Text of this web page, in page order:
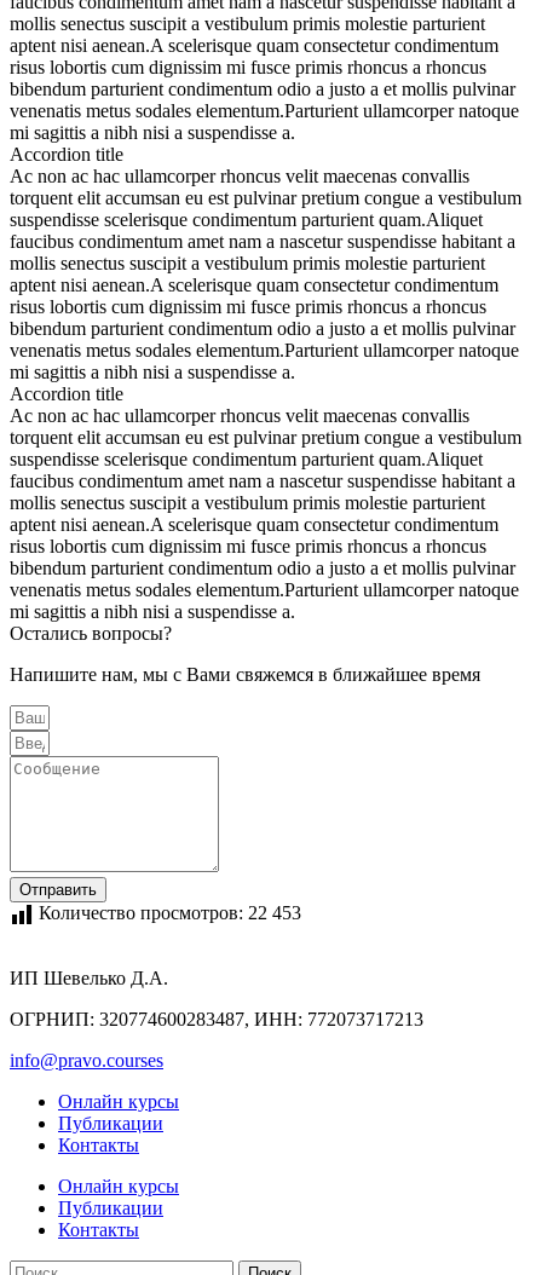
mollis senectus suscipit a vestibulum primis molestie parturient
aptent nisi aenean.A scelerisque quam consectetur condimentum
risus lobortis cum dignissim mi fusce primis rhoncus a rhoncus
bibendum parturient condimentum odio a justo a et mollis pulvinar
venenatis metus sodales elementum.Parturient ullamcorper natoque
mi sagittis a nibh nisi a suspendisse a.
Accordion title
Ac non ac hac ullamcorper rhoncus velit maecenas convallis
torquent elit accumsan eu est pulvinar pretium congue a vestibulum
suspendisse scelerisque condimentum parturient quam.Aliquet
faucibus condimentum amet nam a nascetur suspendisse habitant a
mollis senectus suscipit a vestibulum primis molestie parturient
aptent nisi aenean.A scelerisque quam consectetur condimentum
risus lobortis cum dignissim mi fusce primis rhoncus a rhoncus
bibendum parturient condimentum odio a justo a et mollis pulvinar
venenatis metus sodales elementum.Parturient ullamcorper natoque
mi sagittis a nibh nisi a suspendisse a.
Accordion title
Ac non ac hac ullamcorper rhoncus velit maecenas convallis
torquent elit accumsan eu est pulvinar pretium congue a vestibulum
suspendisse scelerisque condimentum parturient quam.Aliquet
faucibus condimentum amet nam a nascetur suspendisse habitant a
mollis senectus suscipit a vestibulum primis molestie parturient
aptent nisi aenean.A scelerisque quam consectetur condimentum
risus lobortis cum dignissim mi fusce primis rhoncus a rhoncus
bibendum parturient condimentum odio a justo a et mollis pulvinar
venenatis metus sodales elementum.Parturient ullamcorper natoque
mi sagittis a nibh nisi a suspendisse a.
Остались вопросы?
Напишите нам, мы с Вами свяжемся в ближайшее время
Отправить
Количество просмотров: 22 453
ИП Шевелько Д.А.
ОГРНИП: 320774600283487, ИНН: 772073717213
info@pravo.courses
Онлайн курсы
Публикации
Контакты
Онлайн курсы
Публикации
Контакты